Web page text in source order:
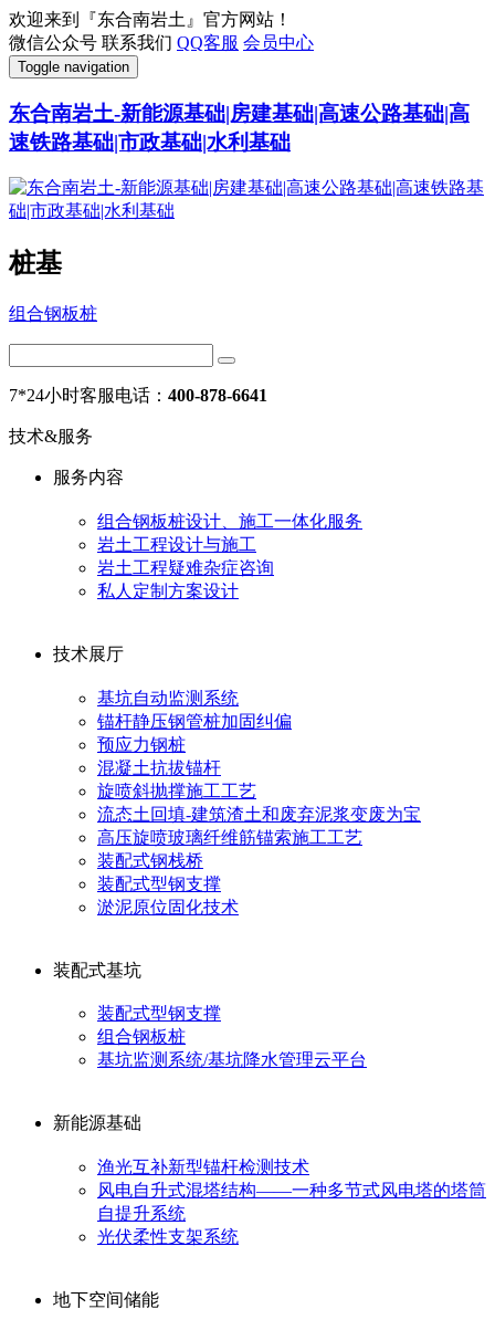
欢迎来到『东合南岩土』官方网站！
微信公众号 联系我们 QQ客服 会员中心
Toggle navigation
东合南岩土-新能源基础|房建基础|高速公路基础|高
速铁路基础|市政基础|水利基础
桩基
组合钢板桩
7*24小时客服电话： 400-878-6641
技术&服务
服务内容
组合钢板桩设计、施工一体化服务
岩土工程设计与施工
岩土工程疑难杂症咨询
私人定制方案设计
技术展厅
基坑自动监测系统
锚杆静压钢管桩加固纠偏
预应力钢桩
混凝土抗拔锚杆
旋喷斜抛撑施工工艺
流态土回填-建筑渣土和废弃泥浆变废为宝
高压旋喷玻璃纤维筋锚索施工工艺
装配式钢栈桥
装配式型钢支撑
淤泥原位固化技术
装配式基坑
装配式型钢支撑
组合钢板桩
基坑监测系统/基坑降水管理云平台
新能源基础
渔光互补新型锚杆检测技术
风电自升式混塔结构——一种多节式风电塔的塔筒
自提升系统
光伏柔性支架系统
地下空间储能